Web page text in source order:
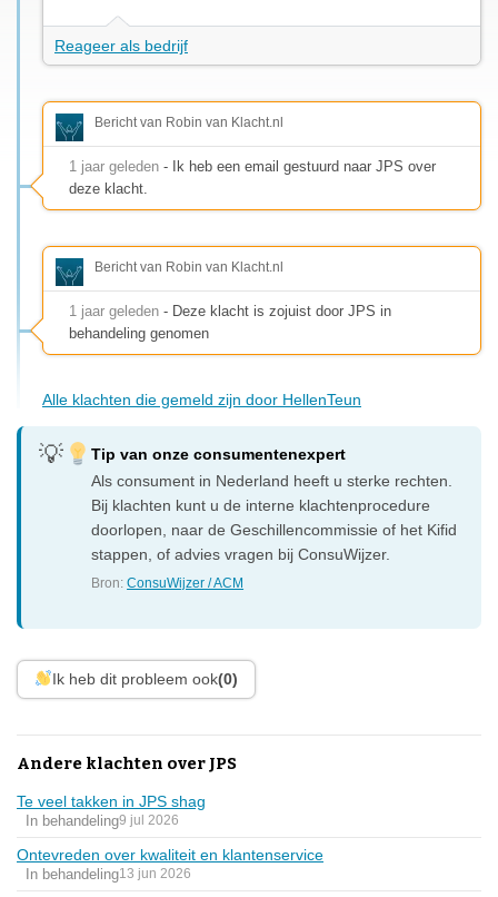
Reageer als bedrijf
Bericht van Robin van Klacht.nl
1 jaar geleden - Ik heb een email gestuurd naar JPS over
deze klacht.
Bericht van Robin van Klacht.nl
1 jaar geleden - Deze klacht is zojuist door JPS in
behandeling genomen
Alle klachten die gemeld zijn door HellenTeun
Tip van onze consumentenexpert
Als consument in Nederland heeft u sterke rechten.
Bij klachten kunt u de interne klachtenprocedure
doorlopen, naar de Geschillencommissie of het Kifid
stappen, of advies vragen bij ConsuWijzer.
Bron:ConsuWijzer / ACM
Ik heb dit probleem ook(0)
Andere klachten over JPS
Te veel takken in JPS shag
In behandeling9 jul 2026
Ontevreden over kwaliteit en klantenservice
In behandeling13 jun 2026